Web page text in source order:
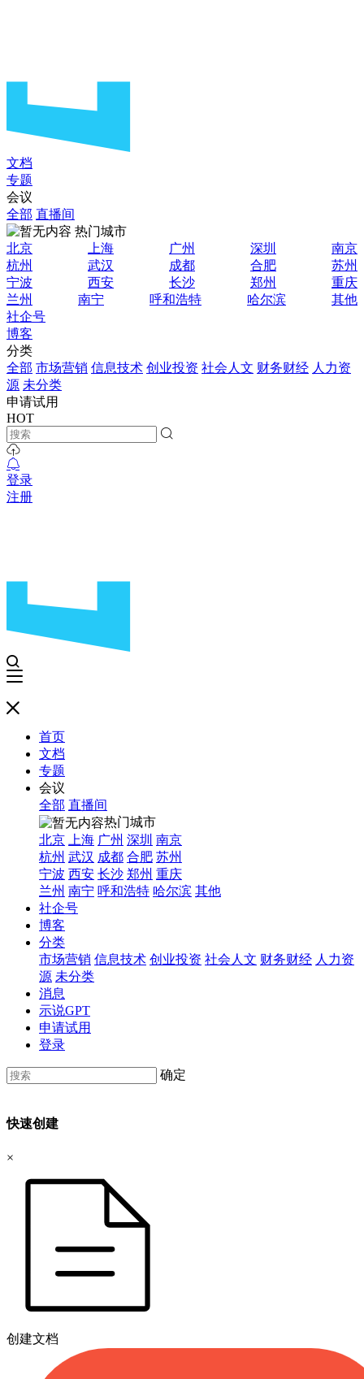
文档
专题
会议
全部 直播间
热门城市
北京
上海 广州 深圳
南京
杭州
武汉 成都 合肥
苏州
宁波
西安 长沙 郑州
重庆
兰州
南宁 呼和浩特 哈尔滨
其他
社企号
博客
分类
全部 市场营销 信息技术 创业投资 社会人文 财务财经 人力资
源 未分类
申请试用
HOT
登录
注册
首页
文档
专题
会议
全部 直播间
热门城市
北京
上海 广州 深圳 南京
杭州 武汉 成都 合肥 苏州
宁波 西安 长沙 郑州 重庆
兰州 南宁 呼和浩特 哈尔滨 其他
社企号
博客
分类
市场营销 信息技术 创业投资 社会人文 财务财经 人力资
源 未分类
消息
示说GPT
申请试用
登录
确定
快速创建
×
创建文档